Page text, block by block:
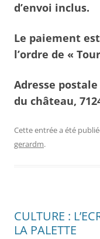
d’envoi inclus.
Le paiement
l’ordre de «
Adresse
du château,
Cette entrée a été
gerardm.
CULTURE :
LA PALETTE